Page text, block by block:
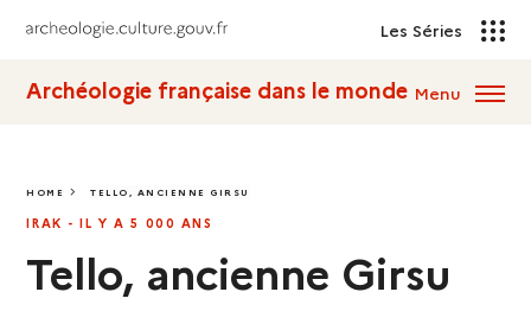
Les Séries
Archéologie française dans le monde Menu
IRAK - IL Y A 5 000 ANS
Tello, ancienne Girsu
HOME TELLO, ANCIENNE GIRSU